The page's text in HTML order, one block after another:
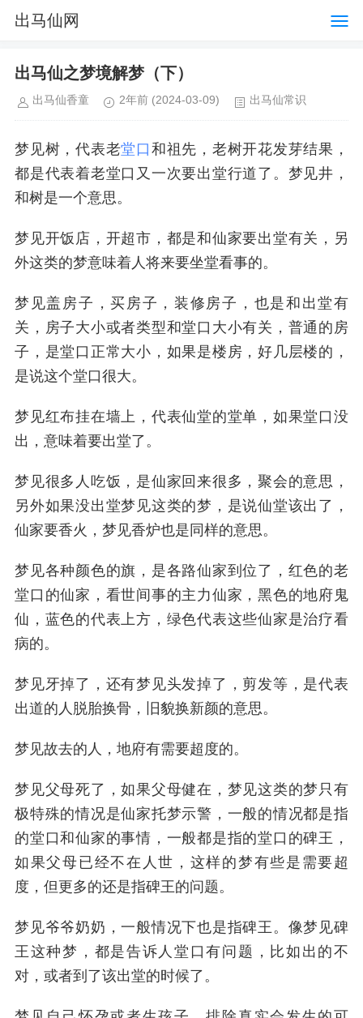
出马仙网
出马仙之梦境解梦（下）
出马仙香童 2年前 (2024-03-09) 出马仙常识
梦见树，代表老堂口 和祖先，老树开花发芽结果，
都是代表着老堂口又一次要出堂行道了。梦见井，
和树是一个意思。
梦见开饭店，开超市，都是和仙家要出堂有关，另
外这类的梦意味着人将来要坐堂看事的。
梦见盖房子，买房子，装修房子，也是和出堂有
关，房子大小或者类型和堂口大小有关，普通的房
子，是堂口正常大小，如果是楼房，好几层楼的，
是说这个堂口很大。
梦见红布挂在墙上，代表仙堂的堂单，如果堂口没
出，意味着要出堂了。
梦见很多人吃饭，是仙家回来很多，聚会的意思，
另外如果没出堂梦见这类的梦，是说仙堂该出了，
仙家要香火，梦见香炉也是同样的意思。
梦见各种颜色的旗，是各路仙家到位了，红色的老
堂口的仙家，看世间事的主力仙家，黑色的地府鬼
仙，蓝色的代表上方，绿色代表这些仙家是治疗看
病的。
梦见牙掉了，还有梦见头发掉了，剪发等，是代表
出道的人脱胎换骨，旧貌换新颜的意思。
梦见故去的人，地府有需要超度的。
梦见父母死了，如果父母健在，梦见这类的梦只有
极特殊的情况是仙家托梦示警，一般的情况都是指
的堂口和仙家的事情，一般都是指的堂口的碑王，
如果父母已经不在人世，这样的梦有些是需要超
度，但更多的还是指碑王的问题。
梦见爷爷奶奶，一般情况下也是指碑王。像梦见碑
王这种梦，都是告诉人堂口有问题，比如出的不
对，或者到了该出堂的时候了。